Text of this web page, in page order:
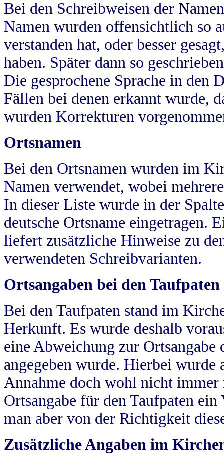
Bei den Schreibweisen der
Namen wurden offensichtlich so
verstanden hat, oder besser
haben. Später dann so
Die gesprochene Sprache in
Fällen bei denen erkannt wurde,
wurden Korrekturen
Ortsnamen
Bei den Ortsnamen wurden im
Namen verwendet, wobei
In dieser Liste wurde in der
deutsche Ortsname eingetragen.
liefert zusätzliche Hinweise zu
verwendeten Schreibvarianten.
Ortsangaben bei den Taufpaten
Bei den Taufpaten stand im
Herkunft. Es wurde deshalb
eine Abweichung zur
angegeben wurde. Hierbei wurde
Annahme doch wohl nicht
Ortsangabe für den Taufpaten
man aber von der Richtigkeit
Zusätzliche Angaben im